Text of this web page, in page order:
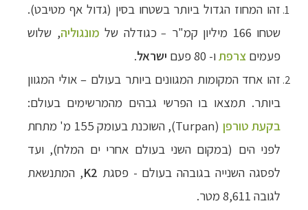
זהו המחוז הגדול ביותר בשטחו בסין (גדול אף מטיבט).
שטחו 166 מיליון קמ"ר
–כגודלה של מונגוליה, שלוש
פעמים צרפתו- 80 פעם ישראל.
זהו אחד המקומות המגוונים ביותר בעולם – אולי המגוון
ביותר. תמצאו בו הפרשי גבהים מהמרשימים בעולם:
בקעת טורפן (
Turpan
), השוכנת בעומק 155 מ' מתחת
לפני הים (במקום השני בעולם אחרי ים המלח), ועד
לפסגה השנייה בגובהה בעולם - פסגת K2, המתנשאת
לגובה 8,611 מטר.